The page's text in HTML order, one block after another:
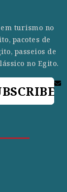
turismo no
pacotes de
passeios de
no Egito.